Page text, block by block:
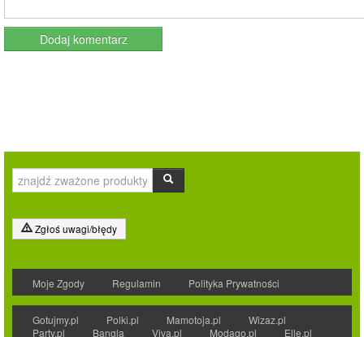
Zgłoś uwagi/błędy
Moje Zgody Regulamin Polityka Prywatności
Gotujmy.pl Polki.pl Mamotoja.pl
Wizaz.pl
Party.pl
Bangla Viva.pl Modago.pl Elle.pl